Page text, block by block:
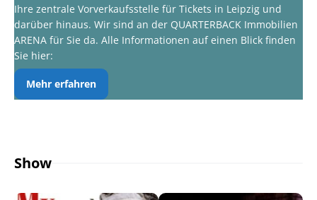
Ihre zentrale Vorverkaufsstelle für Tickets in Leipzig und
darüber hinaus. Wir sind an der QUARTERBACK Immobilien
ARENA für Sie da. Alle Informationen auf einen Blick finden
Sie hier:
Mehr erfahren
Show